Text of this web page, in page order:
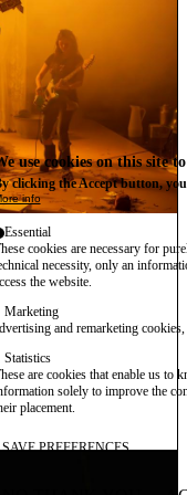
use cookies on this site
clicking the Accept button,
info
Essential
cookies are necessary for
necessity, only an
the website.
Marketing
and remarketing cookies,
Statistics
are cookies that enable us to
solely to improve the
placement.
SAVE PREFERENCES